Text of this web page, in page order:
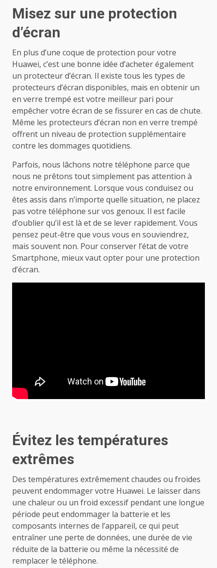
Misez sur une protection
d’écran
En plus d’une coque de protection pour votre
Huawei, c’est une bonne idée d’acheter également
un protecteur d’écran. Il existe tous les types de
protecteurs d’écran disponibles, mais en obtenir un
en verre trempé est votre meilleur pari pour
empêcher votre écran de se fissurer en cas de chute.
Même les protecteurs d’écran non en verre trempé
offrent un niveau de protection supplémentaire
contre les dommages quotidiens.
Parfois, nous lâchons notre téléphone parce que
nous ne prêtons tout simplement pas attention à
notre environnement. Lorsque vous conduisez ou
êtes assis dans n’importe quelle situation, ne placez
pas votre téléphone sur vos genoux. Il est facile
d’oublier qu’il est là et de se lever rapidement. Vous
pensez peut-être que vous vous en souviendrez,
mais souvent non. Pour conserver l’état de votre
Smartphone, mieux vaut opter pour une protection
d’écran.
Évitez les températures
extrêmes
Des températures extrêmement chaudes ou froides
peuvent endommager votre Huawei. Le laisser dans
une chaleur ou un froid excessif pendant une longue
période peut endommager la batterie et les
composants internes de l’appareil, ce qui peut
entraîner une perte de données, une durée de vie
réduite de la batterie ou même la nécessité de
remplacer le téléphone.